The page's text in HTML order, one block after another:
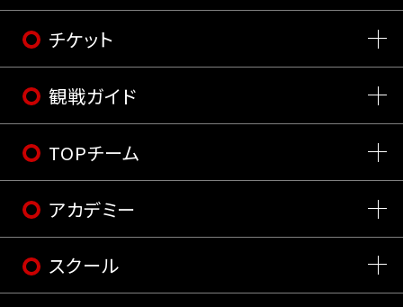
チケット
観戦ガイド
TOPチーム
アカデミー
スクール